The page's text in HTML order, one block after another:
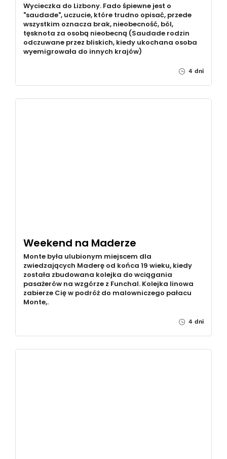
Wycieczka do Lizbony. Fado śpiewne jest o
"saudade", uczucie, które trudno opisać, przede
wszystkim oznacza brak, nieobecność, ból,
tęsknota za osobą nieobecną (Saudade rodzin
odczuwane przez bliskich, kiedy ukochana osoba
wyemigrowała do innych krajów)
4 dni
Weekend na Maderze
Monte była ulubionym miejscem dla
zwiedzających Maderę od końca 19 wieku, kiedy
została zbudowana kolejka do wciągania
pasażerów na wzgórze z Funchal. Kolejka linowa
zabierze Cię w podróż do malowniczego pałacu
Monte,.
4 dni